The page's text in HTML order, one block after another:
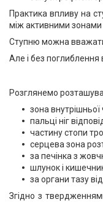
Практика впливу на
між активними зонами
Ступню можна вважати
Але і без поглиблення
Розглянемо
зона
пальці ніг
частину стопи
серцева зона
за печінка з
шлунок і
за органи тазу
Згідно з